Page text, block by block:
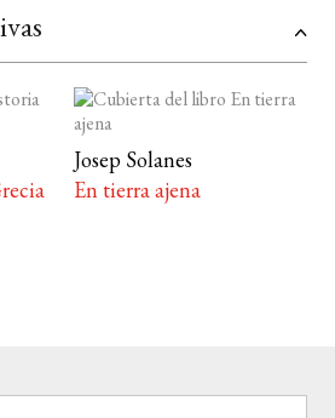
Josep Solanes
En tierra ajena